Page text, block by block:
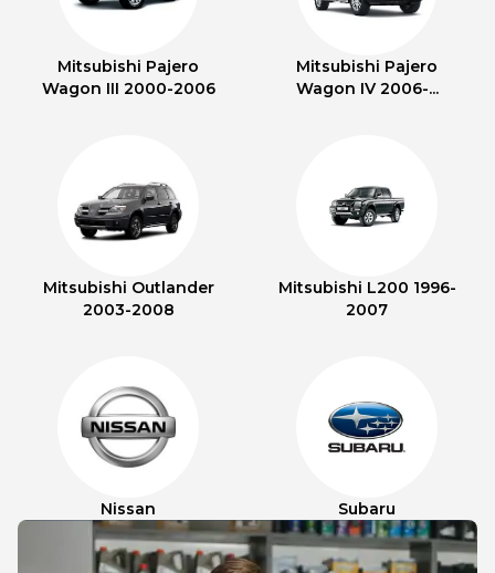
Mitsubishi Pajero
Wagon III 2000-2006
Mitsubishi Pajero
Wagon IV 2006-...
Mitsubishi Outlander
2003-2008
Mitsubishi L200 1996-
2007
Nissan Subaru